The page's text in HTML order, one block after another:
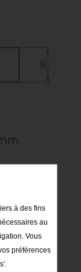
à des fins
au
Vous
préférences